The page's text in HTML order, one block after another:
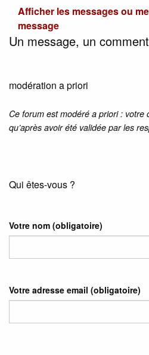
Afficher les messages ou
message
Un message, un
modération a priori
Ce forum est modéré a priori : votre
qu’après avoir été validée par les
Qui êtes-vous ?
Votre nom (obligatoire)
Votre adresse email (obligatoire)